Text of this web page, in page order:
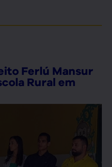
Ferlú Mansur
Rural em